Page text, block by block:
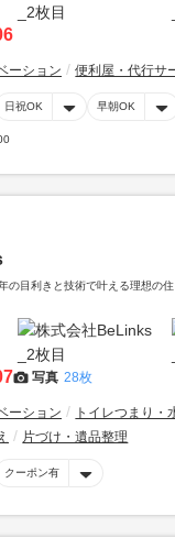
ーション 便利屋・代行サ
日祝OK 早朝OK
の目利きと技術で叶える理想の
写真 28枚
ーション
トイレつまり・
片づけ・遺品整理
クーポン有